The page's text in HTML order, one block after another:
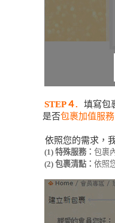
STEP４. 填寫包
是否包裹加值服務
依照您的需求，
(1) 特殊服務： 包裹
(2) 包裹清點： 依照